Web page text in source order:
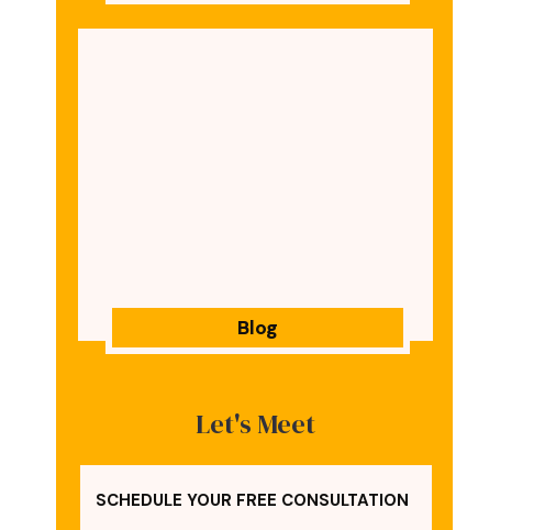
Let's Meet
Blog
SCHEDULE YOUR FREE CONSULTATION